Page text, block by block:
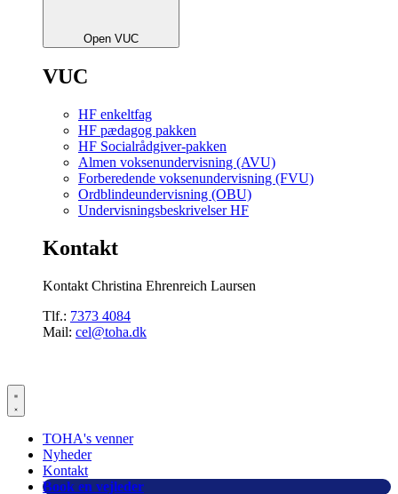
Open VUC
VUC
HF enkeltfag
HF pædagog pakken
HF Socialrådgiver-pakken
Almen voksenundervisning (AVU)
Forberedende voksenundervisning (FVU)
Ordblindeundervisning (OBU)
Undervisningsbeskrivelser HF
Kontakt
Kontakt Christina Ehrenreich Laursen
Tlf.: 7373 4084
Mail: cel@toha.dk
TOHA's venner
Nyheder
Kontakt
Book en vejleder